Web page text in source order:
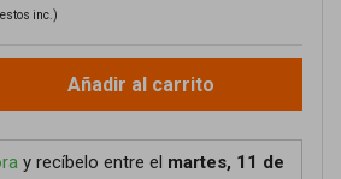
inc.)
Añadir al carrito
y recíbelo entre el martes, 11 de